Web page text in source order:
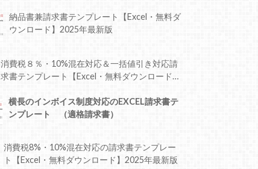
納品書兼請求書テンプレート【Excel・無料ダ
ウンロード】2025年最新版
消費税８％・10%混在対応＆一括値引き対応請
求書テンプレート【Excel・無料ダウンロード】
横長のインボイス制度対応のEXCEL請求書テ
ンプレート （適格請求書）
消費税8%・10%混在対応の請求書テンプレー
ト【Excel・無料ダウンロード】2025年最新版